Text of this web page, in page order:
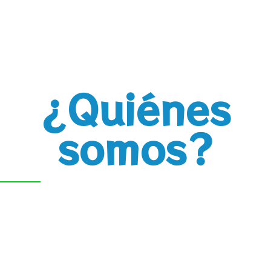
¿Quiénes
somos?